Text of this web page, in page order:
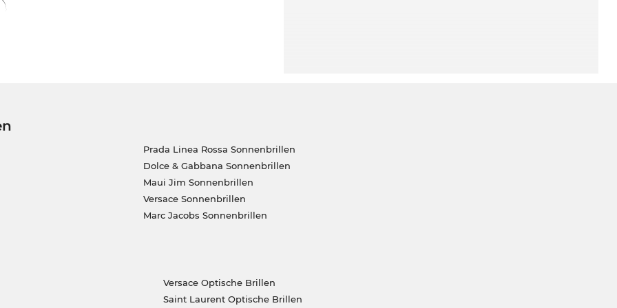
Frühlingsfarben kombinierbar.
zum super günstigen Edel-Optics-Preis
besten Preis, denn unser Standard ist on
Prada Linea Rossa Sonnenbrillen
Dolce & Gabbana Sonnenbrillen
Maui Jim Sonnenbrillen
Versace Sonnenbrillen
Marc Jacobs Sonnenbrillen
Versace Optische Brillen
Saint Laurent Optische Brillen